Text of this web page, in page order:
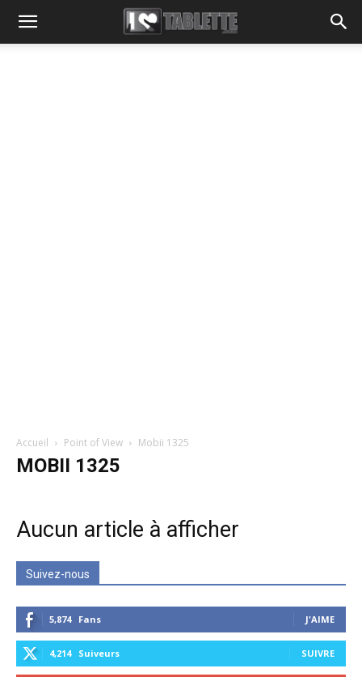
Accueil Point of View Mobii 1325
MOBII 1325
Aucun article à afficher
Suivez-nous
5,874 Fans J'AIME
4,214 Suiveurs SUIVRE